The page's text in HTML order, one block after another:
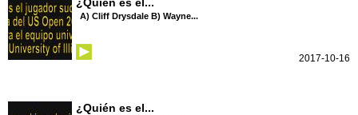
A) Cliff Drysdale B) Wayne...
2017-10-16
¿Quién es el...